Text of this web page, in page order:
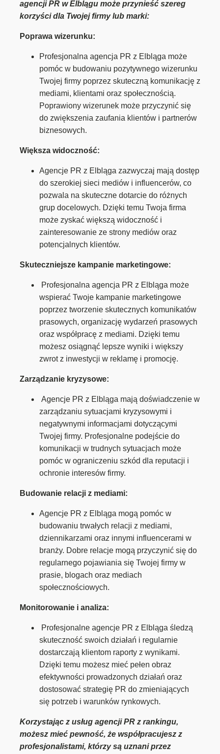
agencji PR w Elblągu może przynieść szereg
korzyści dla Twojej firmy lub marki:
Poprawa wizerunku:
Profesjonalna agencja PR z Elbląga może
pomóc w budowaniu pozytywnego wizerunku
Twojej firmy poprzez skuteczną komunikację z
mediami, klientami oraz społecznością.
Poprawiony wizerunek może przyczynić się
do zwiększenia zaufania klientów i partnerów
biznesowych.
Większa widoczność:
Agencje PR z Elbląga zazwyczaj mają dostęp
do szerokiej sieci mediów i influencerów, co
pozwala na skuteczne dotarcie do różnych
grup docelowych. Dzięki temu Twoja firma
może zyskać większą widoczność i
zainteresowanie ze strony mediów oraz
potencjalnych klientów.
Skuteczniejsze kampanie marketingowe:
Profesjonalna agencja PR z Elbląga może
wspierać Twoje kampanie marketingowe
poprzez tworzenie skutecznych komunikatów
prasowych, organizację wydarzeń prasowych
oraz współpracę z mediami. Dzięki temu
możesz osiągnąć lepsze wyniki i większy
zwrot z inwestycji w reklamę i promocję.
Zarządzanie kryzysowe:
Agencje PR z Elbląga mają doświadczenie w
zarządzaniu sytuacjami kryzysowymi i
negatywnymi informacjami dotyczącymi
Twojej firmy. Profesjonalne podejście do
komunikacji w trudnych sytuacjach może
pomóc w ograniczeniu szkód dla reputacji i
ochronie interesów firmy.
Budowanie relacji z mediami:
Agencje PR z Elbląga mogą pomóc w
budowaniu trwałych relacji z mediami,
dziennikarzami oraz innymi influencerami w
branży. Dobre relacje mogą przyczynić się do
regularnego pojawiania się Twojej firmy w
prasie, blogach oraz mediach
społecznościowych.
Monitorowanie i analiza:
Profesjonalne agencje PR z Elbląga śledzą
skuteczność swoich działań i regularnie
dostarczają klientom raporty z wynikami.
Dzięki temu możesz mieć pełen obraz
efektywności prowadzonych działań oraz
dostosować strategię PR do zmieniających
się potrzeb i warunków rynkowych.
Korzystając z usług agencji PR z rankingu,
możesz mieć pewność, że współpracujesz z
profesjonalistami, którzy są uznani przez